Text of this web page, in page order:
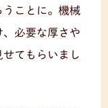
うことに。機械
必要な厚さや
てもらいまし